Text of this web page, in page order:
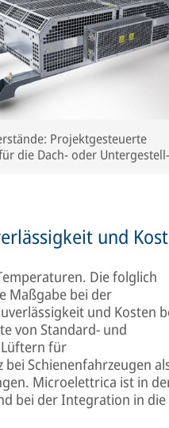
Projektgesteuerte
die Dach- oder Untergestell-
und
Die folglich
Maßgabe bei der
und Kosten
von Standard- und
für
Schienenfahrzeugen
Microelettrica ist in
bei der Integration in die